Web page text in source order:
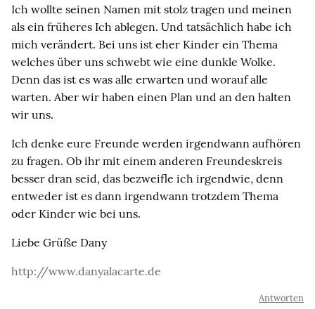
Ich wollte seinen Namen mit stolz tragen und meinen
als ein früheres Ich ablegen. Und tatsächlich habe ich
mich verändert. Bei uns ist eher Kinder ein Thema
welches über uns schwebt wie eine dunkle Wolke.
Denn das ist es was alle erwarten und worauf alle
warten. Aber wir haben einen Plan und an den halten
wir uns.
Ich denke eure Freunde werden irgendwann aufhören
zu fragen. Ob ihr mit einem anderen Freundeskreis
besser dran seid, das bezweifle ich irgendwie, denn
entweder ist es dann irgendwann trotzdem Thema
oder Kinder wie bei uns.
Liebe Grüße Dany
http://www.danyalacarte.de
Antworten